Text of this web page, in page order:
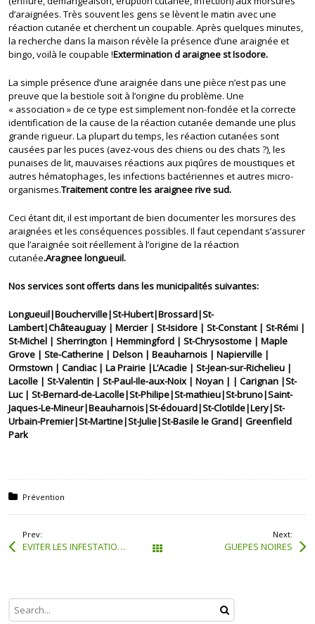
d’araignées. Très souvent les gens se lèvent le matin avec une
réaction cutanée et cherchent un coupable. Après quelques minutes,
la recherche dans la maison révèle la présence d’une araignée et
bingo, voilà le coupable !Extermination d araignee st Isodore.
La simple présence d’une araignée dans une pièce n’est pas une
preuve que la bestiole soit à l’origine du problème. Une
« association » de ce type est simplement non-fondée et la correcte
identification de la cause de la réaction cutanée demande une plus
grande rigueur. La plupart du temps, les réaction cutanées sont
causées par les puces (avez-vous des chiens ou des chats ?), les
punaises de lit, mauvaises réactions aux piqûres de moustiques et
autres hématophages, les infections bactériennes et autres micro-
organismes.Traitement contre les araignee rive sud.
Ceci étant dit, il est important de bien documenter les morsures des
araignées et les conséquences possibles. Il faut cependant s’assurer
que l’araignée soit réellement à l’origine de la réaction
cutanée.Aragnee longueuil.
Nos services sont offerts dans les municipalités suivantes:
Longueuil|Boucherville|St-Hubert|Brossard|St-
Lambert|Châteauguay | Mercier | St-Isidore | St-Constant | St-Rémi |
St-Michel | Sherrington | Hemmingford | St-Chrysostome | Maple
Grove | Ste-Catherine | Delson | Beauharnois | Napierville |
Ormstown | Candiac | La Prairie |L’Acadie | St-Jean-sur-Richelieu |
Lacolle | St-Valentin | St-Paul-Ile-aux-Noix | Noyan | | Carignan |St-
Luc | St-Bernard-de-Lacolle|St-Philipe|St-mathieu|St-bruno|Saint-
Jaques-Le-Mineur|Beauharnois|St-édouard|St-Clotilde|Lery|St-
Urbain-Premier|St-Martine|St-Julie|St-Basile le Grand| Greenfield
Park
Posted in:
Prévention
Prev:
EVITER LES INFESTATION DE FOURMIS Tous les articles
Next:
GUEPES NOIRES